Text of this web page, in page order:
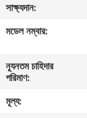
ফ্যাক্টরি
ট্যুর
মান
নিয়ন্ত্রণ
সাক্ষ্যদান:
মডেল নম্বার:
ন্যূনতম চাহিদার
পরিমাণ:
মূল্য: